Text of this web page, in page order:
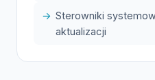
Sterowniki
aktualizacji